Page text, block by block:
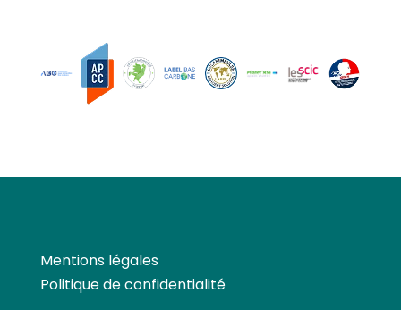
Mentions légales
Politique de confidentialité